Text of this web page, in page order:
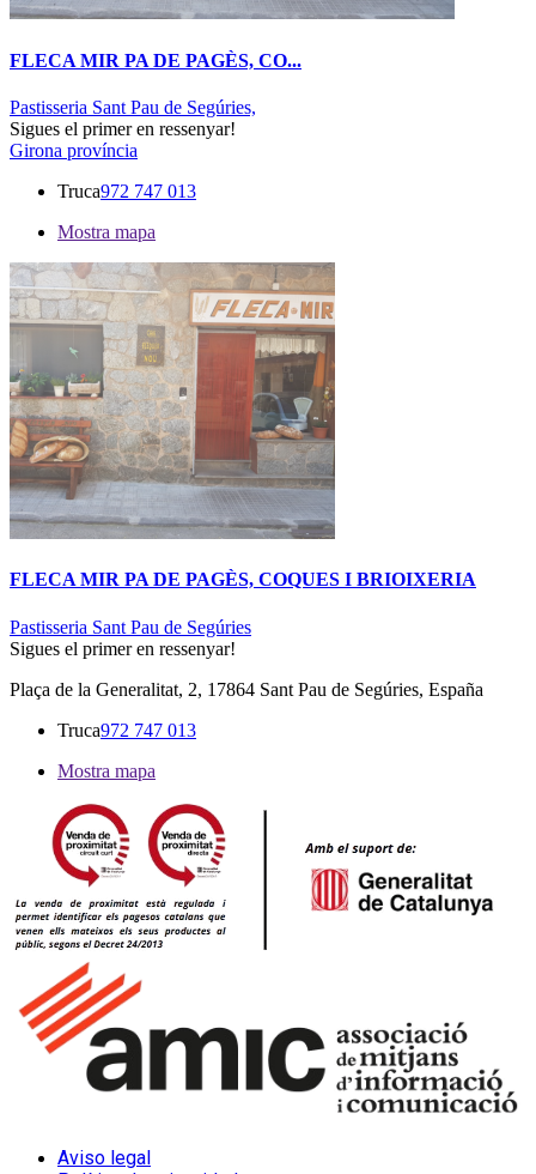
FLECA MIR PA DE PAGÈS, CO...
Pastisseria Sant Pau de Segúries,
Sigues el primer en ressenyar!
Girona província
Truca972 747 013
Mostra mapa
FLECA MIR PA DE PAGÈS, COQUES I BRIOIXERIA
Pastisseria Sant Pau de Segúries
Sigues el primer en ressenyar!
Plaça de la Generalitat, 2, 17864 Sant Pau de Segúries, España
Truca972 747 013
Mostra mapa
Aviso legal